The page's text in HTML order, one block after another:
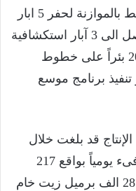
الى الإلتزام بتنفيذ البرنامج المخطط بالموازنة لحفر 5 ابار
استكشافية جديدة ، حيث تم التوصل الى 3 آبار استكشافية
ناجحة ، وأنه تم الانتهاء من ربط 20 بئراً على خطوط
تنفيذ برنامج موسع
قد بلغت خلال
العام أكثر من 67 الف برميل مكافىء يومياً بواقع 217
مليون قدم مكعب غاز و أكثر من 28 الف برميل زيت خام